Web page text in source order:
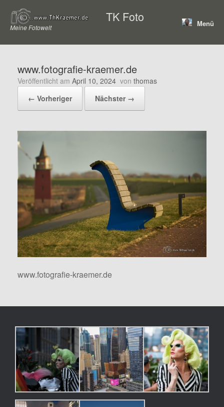
Inhalt
springen
TK Foto
Meine Fotowelt Menü
www.fotografie-kraemer.de
Veröffentlicht am April 10, 2024 von thomas
← Vorheriger
Nächster →
www.fotografie-kraemer.de